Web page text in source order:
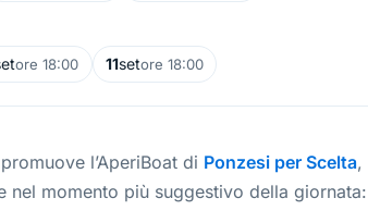
ore 18:00 11setore 18:00
l’AperiBoat di Ponzesi per Scelta,
nel momento più suggestivo della